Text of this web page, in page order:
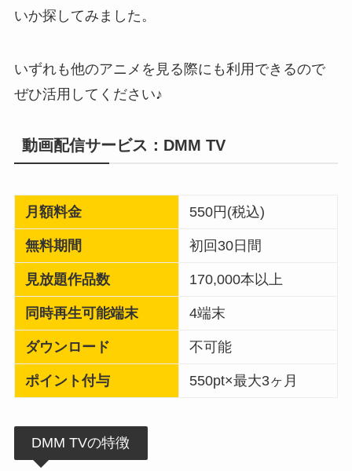
いか探してみました。
いずれも他のアニメを見る際にも利用できるので
ぜひ活用してください♪
動画配信サービス：DMM TV
月額料金 550円(税込)
無料期間 初回30日間
見放題作品数 170,000本以上
同時再生可能端末 4端末
ダウンロード 不可能
ポイント付与 550pt×最大3ヶ月
DMM TVの特徴